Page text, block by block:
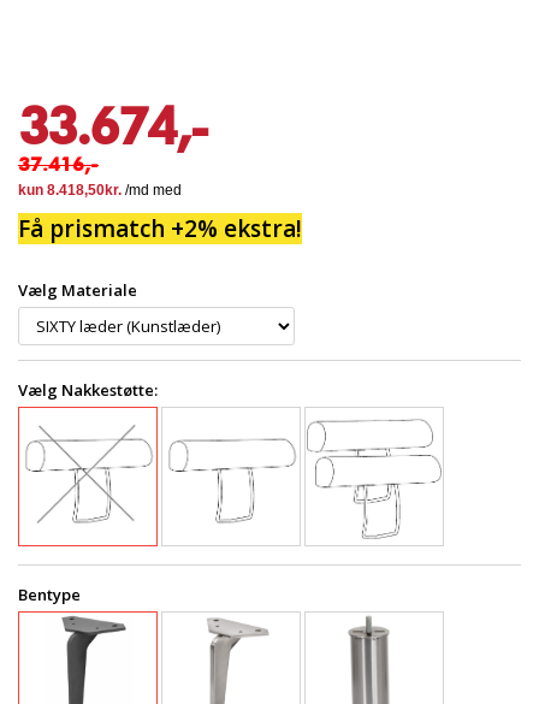
33.674,-
37.416,-
Få prismatch +2% ekstra!
Vælg Materiale
Vælg Nakkestøtte:
Bentype